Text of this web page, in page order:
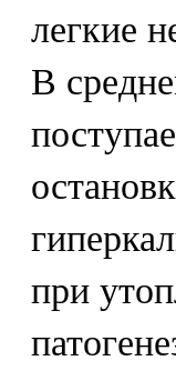
легкие
В
при